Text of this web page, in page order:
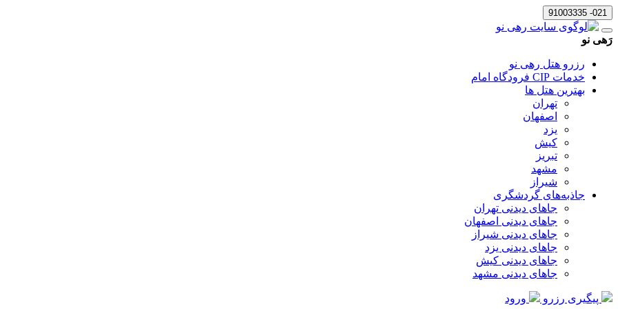
021- 91003335
رَهی نو
رزرو هتل رهی نو
خدمات CIP فرودگاه امام
بهترین هتل ها
تهران
اصفهان
یزد
کیش
تبریز
مشهد
شیراز
جاذبه‌های گردشگری
جاهای دیدنی تهران
جاهای دیدنی اصفهان
جاهای دیدنی شیراز
جاهای دیدنی یزد
جاهای دیدنی کیش
جاهای دیدنی مشهد
پیگیری رزرو ورود